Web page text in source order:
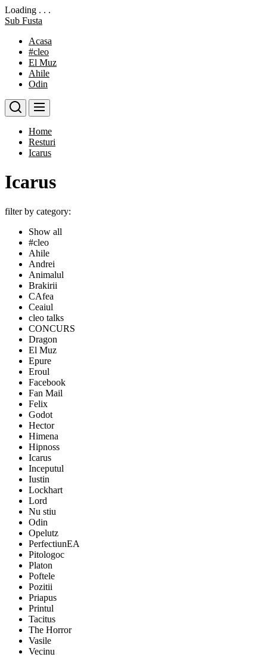
Loading . . .
Skip
content
Sub Fusta
Acasa
#cleo
El Muz
Ahile
Odin
Home
Resturi
Icarus
Icarus
filter by category:
Show all
#cleo
Ahile
Andrei
Animalul
Brakirii
CAfea
Ceaiul
cleo talks
CONCURS
Dragon
El Muz
Epure
Eroul
Facebook
Fan Mail
Felix
Godot
Hector
Himena
Hipnoss
Icarus
Inceputul
Iustin
Lockhart
Lord
Nu stiu
Odin
Opelutz
PerfectiunEA
Pitologoc
Platon
Poftele
Pozitii
Priapus
Printul
Tacitus
The Horror
Vasile
Vecinu